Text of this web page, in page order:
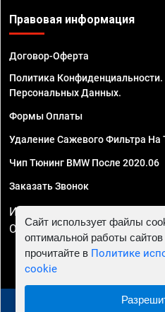
Правовая информация
Договор-Оферта
Политика
Персональных Данных.
Формы Оплаты
Удаление Сажевого Фильтра На
Чип Тюнинг BMW После 2020.06
Заказать Звонок
ИП Смирнов Георгий
ОГРНИП 324470400032610
© 2010 - 2026 Чип тюнинг
Сайт использует файлы
оптимальной работы
прочитайте в Политике
cookie